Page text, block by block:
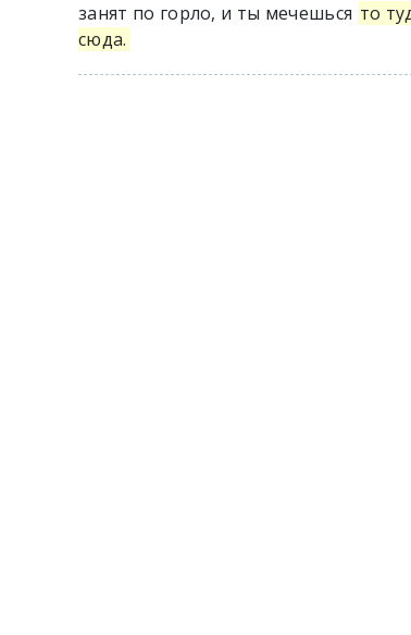
занят по горло, и ты мечешься то
сюда.